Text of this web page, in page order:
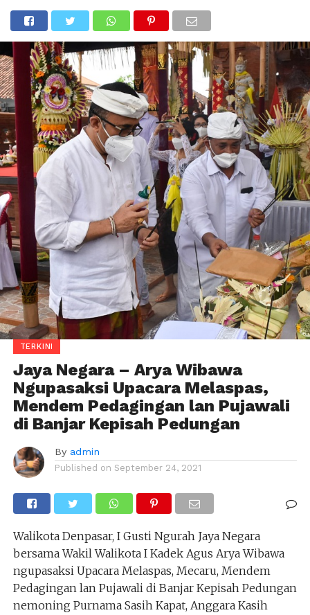
TERKINI
Jaya Negara – Arya Wibawa
Ngupasaksi Upacara Melaspas,
Mendem Pedagingan lan Pujawali
di Banjar Kepisah Pedungan
By admin
Published on September 24, 2021
Walikota Denpasar, I Gusti Ngurah Jaya Negara
bersama Wakil Walikota I Kadek Agus Arya Wibawa
ngupasaksi Upacara Melaspas, Mecaru, Mendem
Pedagingan lan Pujawali di Banjar Kepisah Pedungan
nemoning Purnama Sasih Kapat, Anggara Kasih